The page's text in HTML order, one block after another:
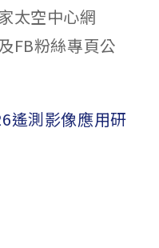
太空中心網
FB粉絲專頁公
遙測影像應用研